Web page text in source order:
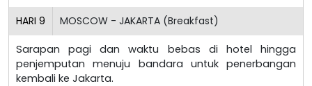
HARI 9 MOSCOW - JAKARTA (Breakfast)
Sarapan pagi dan waktu bebas di hotel hingga
penjemputan menuju bandara untuk penerbangan
kembali ke Jakarta.